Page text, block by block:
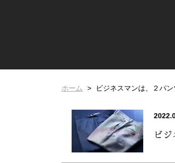
ホーム ビジネスマンは、２パ
ビジ